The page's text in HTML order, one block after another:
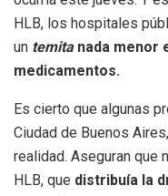
HLB, los hospitales
un temitanada menor
medicamentos.
Es cierto que algunas
Ciudad de Buenos
realidad. Aseguran que
HLB, que distribuía la